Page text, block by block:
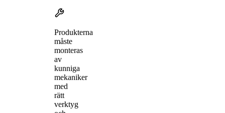
Produkterna
måste
monteras
av
kunniga
mekaniker
med
rätt
verktyg